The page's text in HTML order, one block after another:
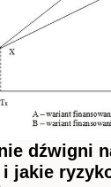
dźwigni
i jakie